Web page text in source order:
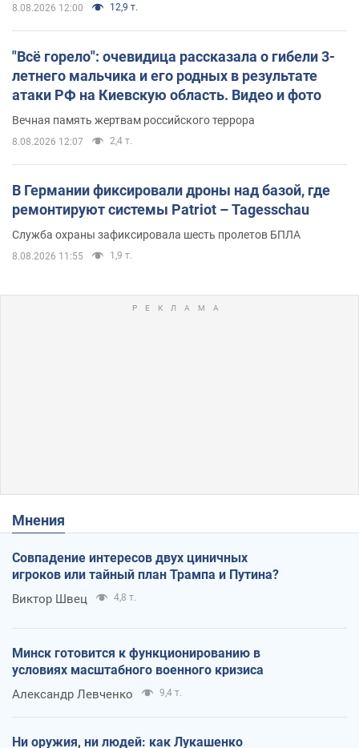
8.08.2026 12:00 12,9 т.
"Всё горело": очевидица рассказала о гибели 3-
летнего мальчика и его родных в результате
атаки РФ на Киевскую область. Видео и фото
Вечная память жертвам российского террора
8.08.2026 12:07 2,4 т.
В Германии фиксировали дроны над базой, где
ремонтируют системы Patriot – Tagesschau
Служба охраны зафиксировала шесть пролетов БПЛА
8.08.2026 11:55 1,9 т.
Мнения
Совпадение интересов двух циничных
игроков или тайный план Трампа и Путина?
Виктор Швец 4,8 т.
Минск готовится к функционированию в
условиях масштабного военного кризиса
Александр Левченко 9,4 т.
Ни оружия, ни людей: как Лукашенко